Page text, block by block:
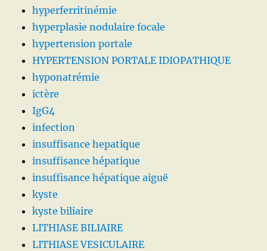
hyperferritinémie
hyperplasie nodulaire focale
hypertension portale
HYPERTENSION PORTALE IDIOPATHIQUE
hyponatrémie
ictère
IgG4
infection
insuffisance hepatique
insuffisance hépatique
insuffisance hépatique aiguë
kyste
kyste biliaire
LITHIASE BILIAIRE
LITHIASE VESICULAIRE